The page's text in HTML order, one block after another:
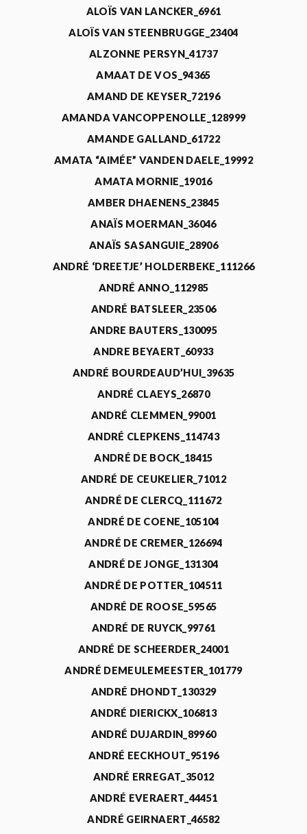
ALOÏS VAN LANCKER_6961
ALOÏS VAN STEENBRUGGE_23404
ALZONNE PERSYN_41737
AMAAT DE VOS_94365
AMAND DE KEYSER_72196
AMANDA VANCOPPENOLLE_128999
AMANDE GALLAND_61722
AMATA “AIMÉE” VANDEN DAELE_19992
AMATA MORNIE_19016
AMBER DHAENENS_23845
ANAÏS MOERMAN_36046
ANAÏS SASANGUIE_28906
ANDRÉ ‘DREETJE’ HOLDERBEKE_111266
ANDRÉ ANNO_112985
ANDRÉ BATSLEER_23506
ANDRE BAUTERS_130095
ANDRE BEYAERT_60933
ANDRÉ BOURDEAUD’HUI_39635
ANDRÉ CLAEYS_26870
ANDRÉ CLEMMEN_99001
ANDRÉ CLEPKENS_114743
ANDRÉ DE BOCK_18415
ANDRÉ DE CEUKELIER_71012
ANDRÉ DE CLERCQ_111672
ANDRÉ DE COENE_105104
ANDRÉ DE CREMER_126694
ANDRÉ DE JONGE_131304
ANDRÉ DE POTTER_104511
ANDRÉ DE ROOSE_59565
ANDRÉ DE RUYCK_99761
ANDRÉ DE SCHEERDER_24001
ANDRÉ DEMEULEMEESTER_101779
ANDRÉ DHONDT_130329
ANDRÉ DIERICKX_106813
ANDRÉ DUJARDIN_89960
ANDRÉ EECKHOUT_95196
ANDRÉ ERREGAT_35012
ANDRÉ EVERAERT_44451
ANDRÉ GEIRNAERT_46582